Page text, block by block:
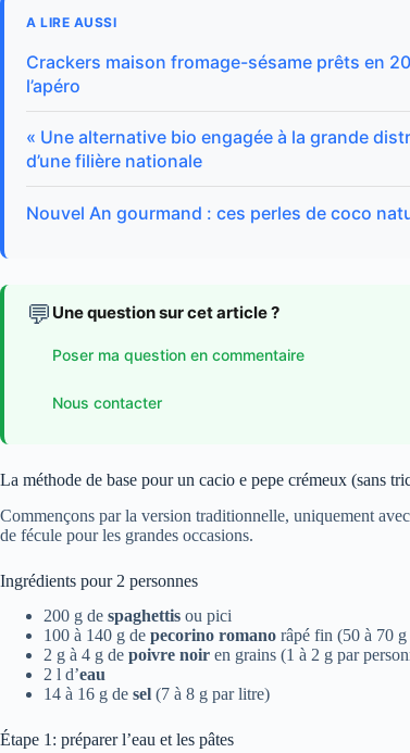
A LIRE AUSSI
Crackers maison fromage-sésame prêts en
l’apéro
« Une alternative bio engagée à la grande
d’une filière nationale
Nouvel An gourmand : ces perles de coco
💬 Une question sur cet article ?
Poser ma question en commentaire
Nous contacter
La méthode de base pour un cacio e pepe crémeux (sans
Commençons par la version traditionnelle, uniquement
de fécule pour les grandes occasions.
Ingrédients pour 2 personnes
200 g de spaghettis ou pici
100 à 140 g de pecorino romano râpé fin (50 à 70
2 g à 4 g de poivre noir en grains (1 à 2 g par
2 l d’eau
14 à 16 g de sel (7 à 8 g par litre)
Étape 1: préparer l’eau et les pâtes